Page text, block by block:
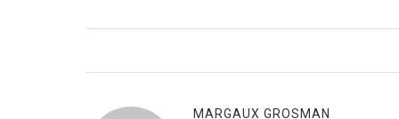
MARGAUX GROSMAN